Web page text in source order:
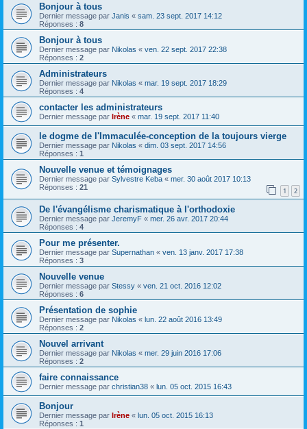
Bonjour à tous
Dernier message par Janis « sam. 23 sept. 2017 14:12
Réponses : 8
Bonjour à tous
Dernier message par Nikolas « ven. 22 sept. 2017 22:38
Réponses : 2
Administrateurs
Dernier message par Nikolas « mar. 19 sept. 2017 18:29
Réponses : 4
contacter les administrateurs
Dernier message par Irène « mar. 19 sept. 2017 11:40
le dogme de l'Immaculée-conception de la toujours vierge
Dernier message par Nikolas « dim. 03 sept. 2017 14:56
Réponses : 1
Nouvelle venue et témoignages
Dernier message par Sylvestre Keba « mer. 30 août 2017 10:13
Réponses : 21 1 2
De l'évangélisme charismatique à l'orthodoxie
Dernier message par JeremyF « mer. 26 avr. 2017 20:44
Réponses : 4
Pour me présenter.
Dernier message par Supernathan « ven. 13 janv. 2017 17:38
Réponses : 3
Nouvelle venue
Dernier message par Stessy « ven. 21 oct. 2016 12:02
Réponses : 6
Présentation de sophie
Dernier message par Nikolas « lun. 22 août 2016 13:49
Réponses : 2
Nouvel arrivant
Dernier message par Nikolas « mer. 29 juin 2016 17:06
Réponses : 2
faire connaissance
Dernier message par christian38 « lun. 05 oct. 2015 16:43
Bonjour
Dernier message par Irène « lun. 05 oct. 2015 16:13
Réponses : 1